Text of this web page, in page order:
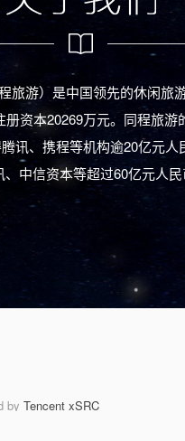
旅游）是中国领先的休闲旅
资本20269万元。同程旅
讯、携程等机构逾20亿元
中信资本等超过60亿元人民
by Tencent xSRC